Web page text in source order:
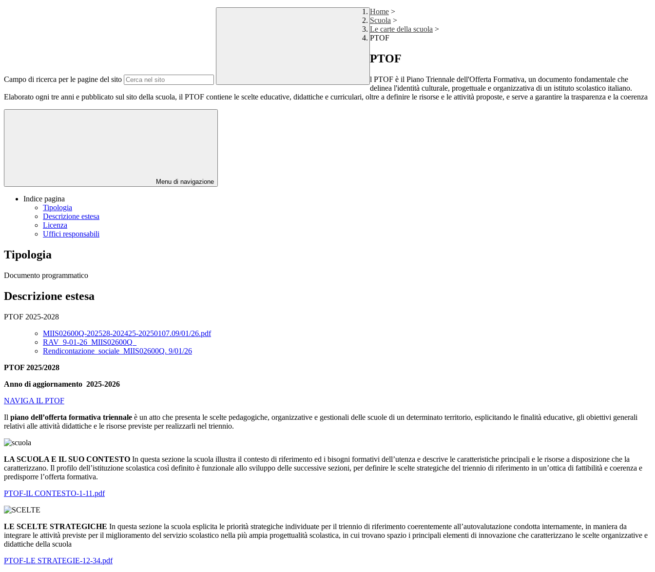
Campo di ricerca per le pagine del sito
Home >
Scuola >
Le carte della scuola >
PTOF
PTOF
l PTOF è il Piano Triennale dell'Offerta Formativa, un documento fondamentale che
delinea l'identità culturale, progettuale e organizzativa di un istituto scolastico italiano.
Elaborato ogni tre anni e pubblicato sul sito della scuola, il PTOF contiene le scelte educative, didattiche e curriculari, oltre a definire le risorse e le attività proposte, e serve a garantire la trasparenza e la coerenza
Menu di navigazione
Indice pagina
Tipologia
Descrizione estesa
Licenza
Uffici responsabili
Tipologia
Documento programmatico
Descrizione estesa
PTOF 2025-2028
MIIS02600Q-202528-202425-20250107.09/01/26.pdf
RAV_9-01-26_MIIS02600Q_
Rendicontazione_sociale_MIIS02600Q. 9/01/26
PTOF 2025/2028
Anno di aggiornamento 2025-2026
NAVIGA IL PTOF
Il piano dell’offerta formativa triennale è un atto che presenta le scelte pedagogiche, organizzative e gestionali delle scuole di un determinato territorio, esplicitando le finalità educative, gli obiettivi generali
relativi alle attività didattiche e le risorse previste per realizzarli nel triennio.
LA SCUOLA E IL SUO CONTESTO In questa sezione la scuola illustra il contesto di riferimento ed i bisogni formativi dell’utenza e descrive le caratteristiche principali e le risorse a disposizione che la
caratterizzano. Il profilo dell’istituzione scolastica così definito è funzionale allo sviluppo delle successive sezioni, per definire le scelte strategiche del triennio di riferimento in un’ottica di fattibilità e coerenza e
predisporre l’offerta formativa.
PTOF-IL CONTESTO-1-11.pdf
LE SCELTE STRATEGICHE In questa sezione la scuola esplicita le priorità strategiche individuate per il triennio di riferimento coerentemente all’autovalutazione condotta internamente, in maniera da
integrare le attività previste per il miglioramento del servizio scolastico nella più ampia progettualità scolastica, in cui trovano spazio i principali elementi di innovazione che caratterizzano le scelte organizzative e
didattiche della scuola
PTOF-LE STRATEGIE-12-34.pdf